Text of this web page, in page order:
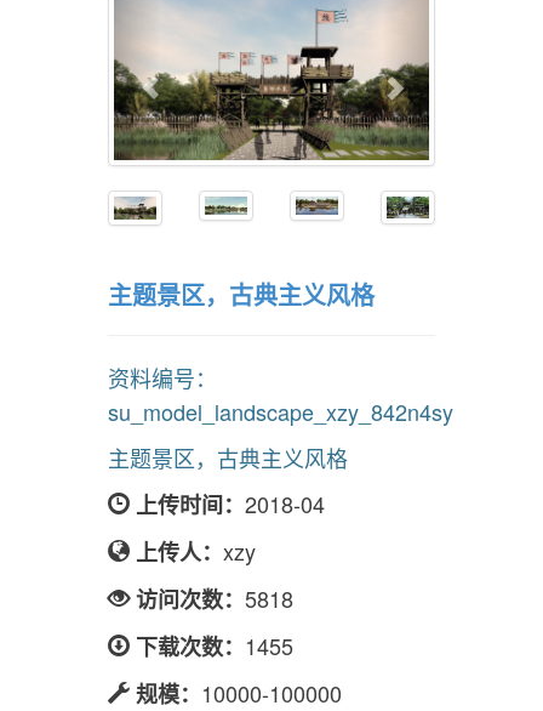
主题景区，古典主义风格
资料编号：
su_model_landscape_xzy_842n4sy
主题景区，古典主义风格
上传时间： 2018-04
上传人： xzy
访问次数： 5818
下载次数： 1455
规模： 10000-100000